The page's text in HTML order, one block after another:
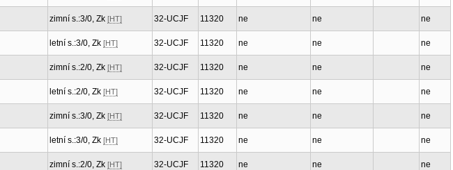
zimní s.:3/0, Zk [HT] 32-UCJF 11320 ne ne ne
letní s.:3/0, Zk [HT] 32-UCJF 11320 ne ne ne
zimní s.:2/0, Zk [HT] 32-UCJF 11320 ne ne ne
letní s.:2/0, Zk [HT] 32-UCJF 11320 ne ne ne
zimní s.:3/0, Zk [HT] 32-UCJF 11320 ne ne ne
letní s.:3/0, Zk [HT] 32-UCJF 11320 ne ne ne
zimní s.:2/0, Zk [HT] 32-UCJF 11320 ne ne ne